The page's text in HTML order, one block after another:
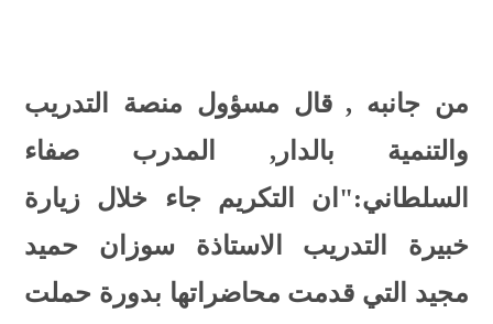
من جانبه , قال مسؤول منصة التدريب
والتنمية بالدار, المدرب صفاء
السلطاني:"ان التكريم جاء خلال زيارة
خبيرة التدريب الاستاذة سوزان حميد
مجيد التي قدمت محاضراتها بدورة حملت